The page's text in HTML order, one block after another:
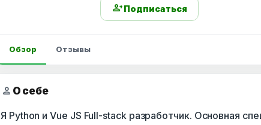
person_addПодписаться
Обзор Отзывы
person О себе
Я Python и Vue JS Full-stack разработчик. Основная